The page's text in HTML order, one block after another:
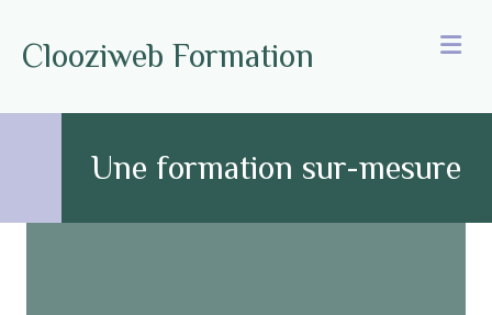
Clooziweb Formation
Une formation sur-mesure